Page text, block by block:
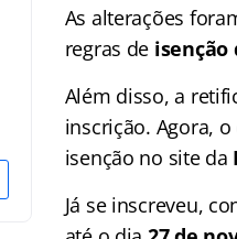
As alterações
regras de isenção
Além disso, a
inscrição. Agora,
isenção no site da
Já se inscreveu,